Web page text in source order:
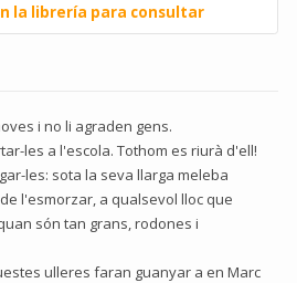
la librería para consultar
i no li agraden gens.
les a l'escola. Tothom es riurà d'ell!
les: sota la seva llarga meleba
l'esmorzar, a qualsevol lloc que
són tan grans, rodones i
ulleres faran guanyar a en Marc